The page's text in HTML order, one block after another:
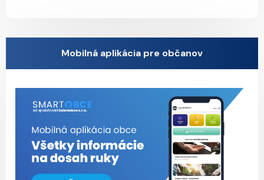
Mobilná aplikácia pre občanov